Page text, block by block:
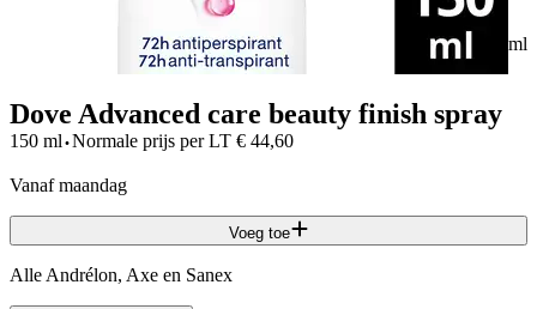
150 ml
Dove Advanced care beauty finish spray
150 ml·Normale prijs per LT € 44,60
vanaf maandag
Voeg toe
Alle Andrélon, Axe en Sanex